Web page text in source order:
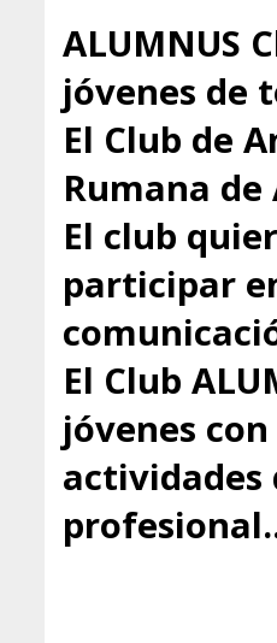
ALUMNUS
jóvenes de
El Club de
Rumana de
El club
participar
El Club
jóvenes
actividades